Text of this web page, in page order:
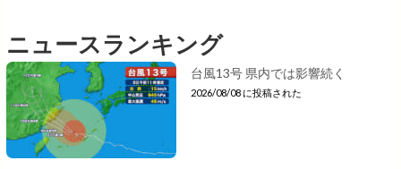
ニュースランキング
台風13号 県内では影響続く
2026/08/08 に投稿された